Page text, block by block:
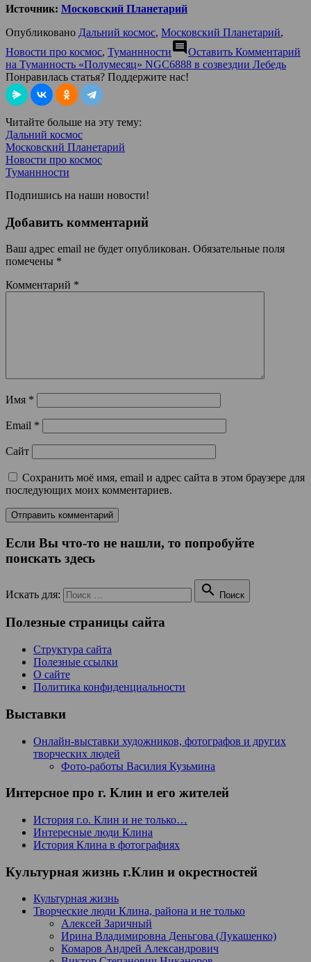
Источник: Московский Планетарий
Опубликовано Дальний космос, Московский Планетарий,
Новости про космос, Туманнностиcomment Оставить Комментарий
на Туманность «Полумесяц» NGC6888 в созвездии Лебедь
Понравилась статья? Поддержите нас!
Читайте больше на эту тему:
Дальний космос
Московский Планетарий
Новости про космос
Туманнности
Подпишись на наши новости!
Добавить комментарий
Ваш адрес email не будет опубликован. Обязательные поля
помечены *
Комментарий *
Имя *
Email *
Сайт
Сохранить моё имя, email и адрес сайта в этом браузере для
последующих моих комментариев.
Если Вы что-то не нашли, то попробуйте
поискать здесь
Искать для:  Поиск
Полезные страницы сайта
Структура сайта
Полезные ссылки
О сайте
Политика конфиденциальности
Выставки
Онлайн-выставки художников, фотографов и других
творческих людей
Фото-работы Василия Кузьмина
Интерсное про г. Клин и его жителей
История г.о. Клин и не только…
Интересные люди Клина
История Клина в фотографиях
Культурная жизнь г.Клин и окрестностей
Культурная жизнь
Творческие люди Клина, района и не только
Алексей Заричный
Ирина Владимировна Деньгова (Лукашенко)
Комаров Андрей Александрович